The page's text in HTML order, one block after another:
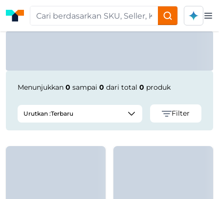
Menunjukkan 0 sampai 0 dari total 0 produk
Urutkan :Terbaru Filter